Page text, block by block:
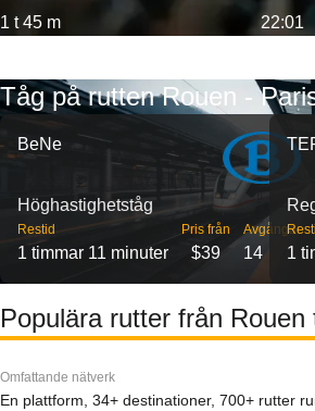
1 t 45 m 22:01
Tåg på rutten Rouen -
BeNe
Höghastighetståg
Restid
1 timmar 11 minuter
Pris från
$39
Avgångar
14 1
Populära rutter från Rouen
Omfattande nätverk
En plattform, 34+ destinationer, 700+ rutter